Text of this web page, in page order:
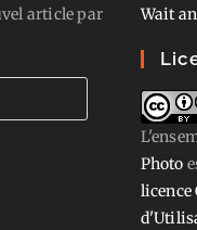
article par
Wait
Photo